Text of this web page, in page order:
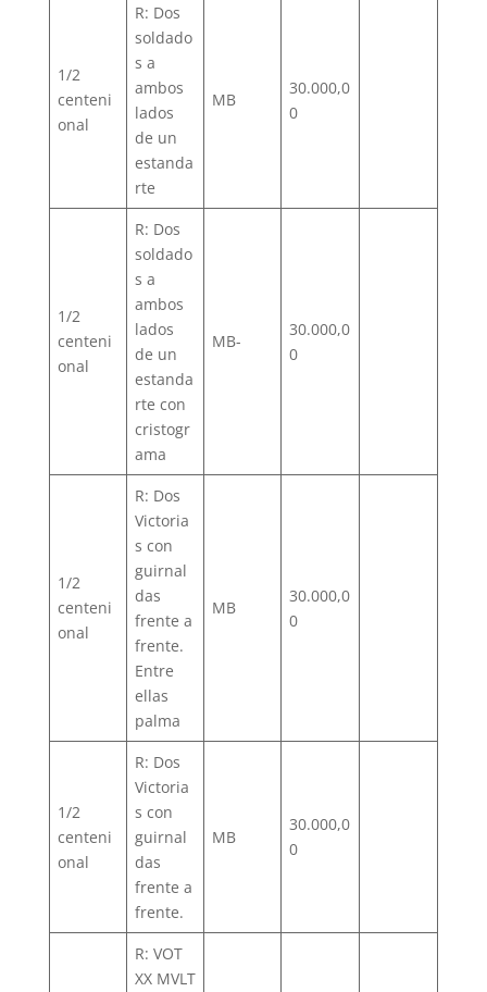
1/2
centeni
onal
R: Dos
soldado
s a
ambos
lados
de un
estanda
rte
MB
30.000,0
0
1/2
centeni
onal
R: Dos
soldado
s a
ambos
lados
de un
estanda
rte con
cristogr
ama
MB-
30.000,0
0
1/2
centeni
onal
R: Dos
Victoria
s con
guirnal
das
frente a
frente.
Entre
ellas
palma
MB
30.000,0
0
1/2
centeni
onal
R: Dos
Victoria
s con
guirnal
das
frente a
frente.
MB
30.000,0
0
R: VOT
XX MVLT